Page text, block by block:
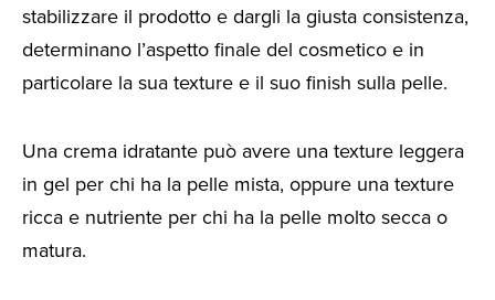
stabilizzare il prodotto e dargli la giusta consistenza,
determinano l’aspetto finale del cosmetico e in
particolare la sua texture e il suo finish sulla pelle.
Una crema idratante può avere una texture leggera
in gel per chi ha la pelle mista, oppure una texture
ricca e nutriente per chi ha la pelle molto secca o
matura.